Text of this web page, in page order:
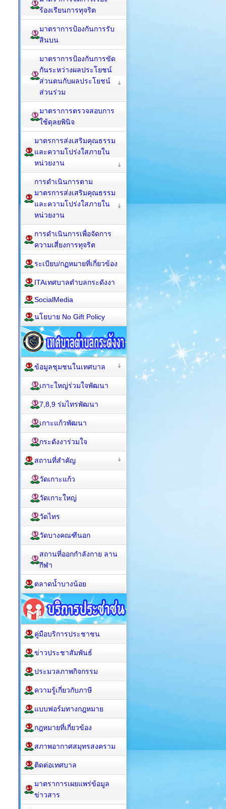
ร้องเรียนการทุจริต
มาตราการป้องกันการรับ
สินบน
มาตราการป้องกันการขัด
กันระหว่างผลประโยชน์
ส่วนตนกับผลประโยชน์
ส่วนร่วม
มาตราการตรวจสอบการ
ใช้ดุลยพินิจ
มาตรการส่งเสริมคุณธรรม
และความโปร่งใสภายใน
หน่วยงาน
การดำเนินการตาม
มาตรการส่งเสริมคุณธรรม
และความโปร่งใสภายใน
หน่วยงาน
การดำเนินการเพื่อจัดการ
ความเสี่ยงการทุจริต
ระเบียบ/กฏหมายที่เกี่ยวข้อง
ITAเทศบาลตำบลกระดังงา
SocialMedia
นโยบาย No Gift Policy
ข้อมูลชุมชนในเทศบาล
เกาะใหญ่ร่วมใจพัฒนา
7,8,9 ร่มไทรพัฒนา
เกาะแก้วพัฒนา
กระดังงาร่วมใจ
สถานที่สำคัญ
วัดเกาะแก้ว
วัดเกาะใหญ่
วัดไทร
วัดบางคณฑีนอก
สถานที่ออกกำลังกาย ลาน
กีฬา
ตลาดน้ำบางน้อย
คู่มือบริการประชาชน
ข่าวประชาสัมพันธ์
ประมวลภาพกิจกรรม
ความรู้เกี่ยวกับภาษี
แบบฟอร์มทางกฎหมาย
กฎหมาย​ที่เกี่ยวข้อง
สภาพอากาศสมุทรสงคราม
ติดต่อเทศบาล
มาตราการเผยแพร่ข้อมูล
ข่าวสาร